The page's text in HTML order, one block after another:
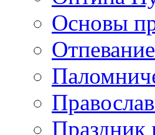
Основы
Праздник